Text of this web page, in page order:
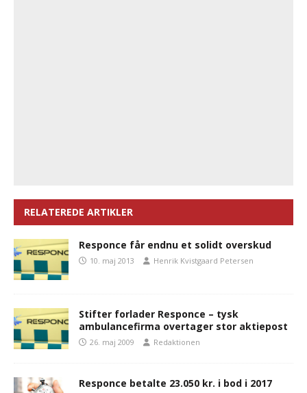
RELATEREDE ARTIKLER
Responce får endnu et solidt overskud
10. maj 2013 Henrik Kvistgaard Petersen
Stifter forlader Responce – tysk
ambulancefirma overtager stor aktiepost
26. maj 2009 Redaktionen
Responce betalte 23.050 kr. i bod i 2017